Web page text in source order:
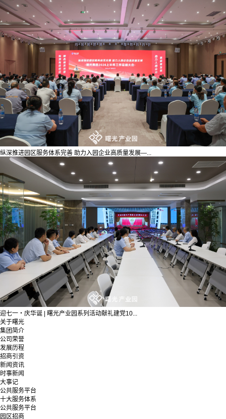
纵深推进园区服务体系完善 助力入园企业高质量发展—...
迎七一・庆华诞 | 曙光产业园系列活动献礼建党10...
关于曙光
集团简介
公司荣誉
发展历程
招商引资
新闻资讯
时事新闻
大事记
公共服务平台
十大服务体系
公共服务平台
园区招商